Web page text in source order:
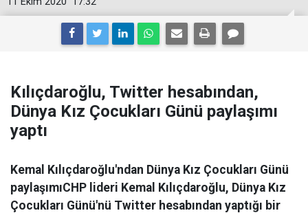
Kılıçdaroğlu, Twitter hesabından,
Dünya Kız Çocukları Günü paylaşımı
yaptı
Kemal Kılıçdaroğlu'ndan Dünya Kız Çocukları Günü
paylaşımıCHP lideri Kemal Kılıçdaroğlu, Dünya Kız
Çocukları Günü'nü Twitter hesabından yaptığı bir